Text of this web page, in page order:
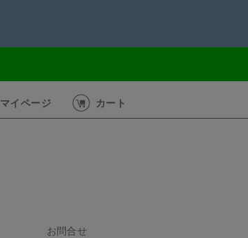
マイページ カート
お問合せ